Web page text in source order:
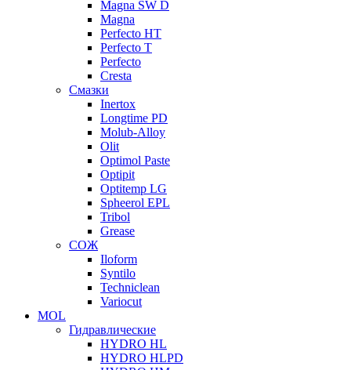
Magna SW D
Magna
Perfecto HT
Perfecto T
Perfecto
Cresta
Смазки
Inertox
Longtime PD
Molub-Alloy
Olit
Optimol Paste
Optipit
Optitemp LG
Spheerol EPL
Tribol
Grease
СОЖ
Iloform
Syntilo
Techniclean
Variocut
MOL
Гидравлические
HYDRO HL
HYDRO HLPD